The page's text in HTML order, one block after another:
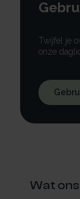
Twijfel je
onze
Wat